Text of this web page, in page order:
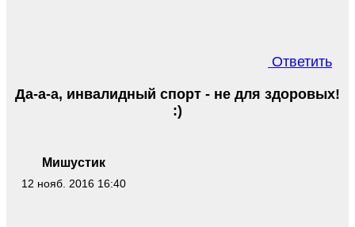
Ответить
Мишустик
12 нояб. 2016 16:40
Да-а-а, инвалидный спорт - не для здоровых!
:)